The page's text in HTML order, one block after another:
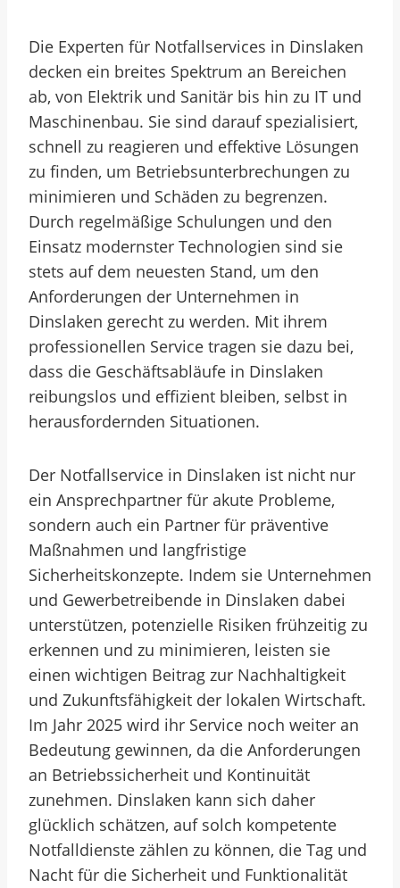
Die Experten für Notfallservices in Dinslaken
decken ein breites Spektrum an Bereichen
ab, von Elektrik und Sanitär bis hin zu IT und
Maschinenbau. Sie sind darauf spezialisiert,
schnell zu reagieren und effektive Lösungen
zu finden, um Betriebsunterbrechungen zu
minimieren und Schäden zu begrenzen.
Durch regelmäßige Schulungen und den
Einsatz modernster Technologien sind sie
stets auf dem neuesten Stand, um den
Anforderungen der Unternehmen in
Dinslaken gerecht zu werden. Mit ihrem
professionellen Service tragen sie dazu bei,
dass die Geschäftsabläufe in Dinslaken
reibungslos und effizient bleiben, selbst in
herausfordernden Situationen.
Der Notfallservice in Dinslaken ist nicht nur
ein Ansprechpartner für akute Probleme,
sondern auch ein Partner für präventive
Maßnahmen und langfristige
Sicherheitskonzepte. Indem sie Unternehmen
und Gewerbetreibende in Dinslaken dabei
unterstützen, potenzielle Risiken frühzeitig zu
erkennen und zu minimieren, leisten sie
einen wichtigen Beitrag zur Nachhaltigkeit
und Zukunftsfähigkeit der lokalen Wirtschaft.
Im Jahr 2025 wird ihr Service noch weiter an
Bedeutung gewinnen, da die Anforderungen
an Betriebssicherheit und Kontinuität
zunehmen. Dinslaken kann sich daher
glücklich schätzen, auf solch kompetente
Notfalldienste zählen zu können, die Tag und
Nacht für die Sicherheit und Funktionalität